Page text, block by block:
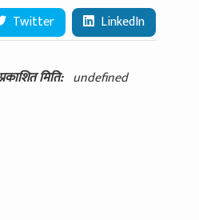
Twitter LinkedIn
मिति: undefined